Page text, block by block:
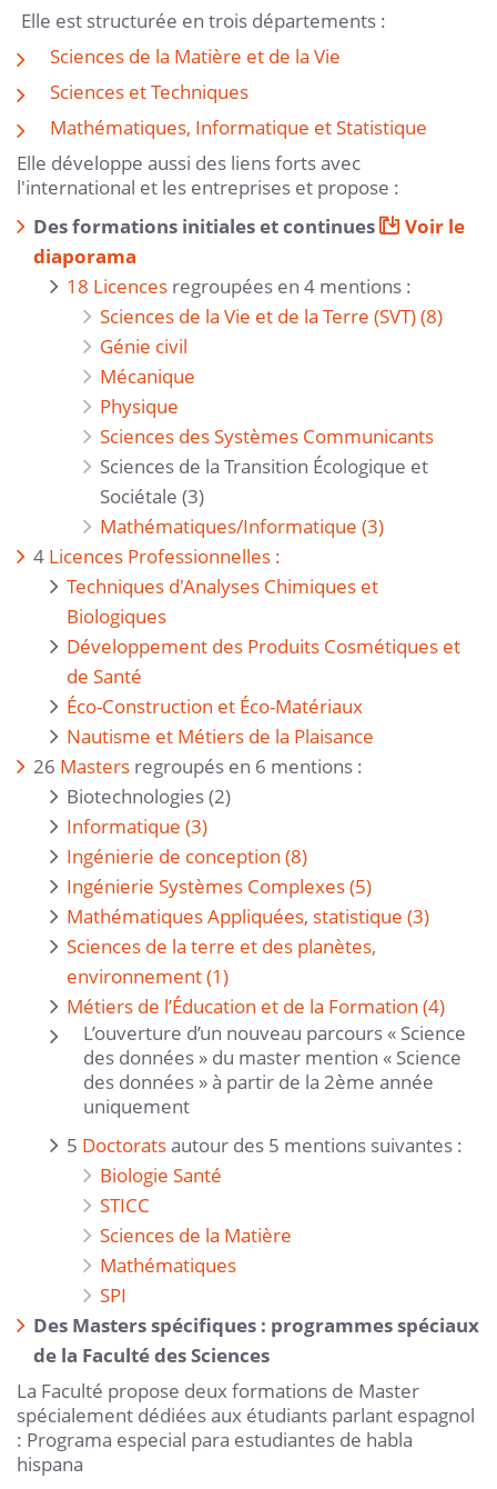
Elle est structurée en trois départements :
Sciences de la Matière et de la Vie
Sciences et Techniques
Mathématiques, Informatique et Statistique
Elle développe aussi des liens forts avec
l'international et les entreprises et propose :
Des formations initiales et continues
Voir le
diaporama
18 Licences regroupées en 4 mentions :
Sciences de la Vie et de la Terre (SVT) (8)
Génie civil
Mécanique
Physique
Sciences des Systèmes Communicants
Sciences de la Transition Écologique et
Sociétale (3)
Mathématiques/Informatique (3)
4 Licences Professionnelles :
Techniques d'Analyses Chimiques et
Biologiques
Développement des Produits Cosmétiques et
de Santé
Éco-Construction et Éco-Matériaux
Nautisme et Métiers de la Plaisance
26 Masters regroupés en 6 mentions :
Biotechnologies (2)
Informatique (3)
Ingénierie de conception (8)
Ingénierie Systèmes Complexes (5)
Mathématiques Appliquées, statistique (3)
Sciences de la terre et des planètes,
environnement (1)
Métiers de l’Éducation et de la Formation (4)
L’ouverture d’un nouveau parcours « Science
des données » du master mention « Science
des données » à partir de la 2ème année
uniquement
5 Doctoratsautour des 5 mentions suivantes :
Biologie Santé
STICC
Sciences de la Matière
Mathématiques
SPI
Des Masters spécifiques : programmes spéciaux
de la Faculté des Sciences
La Faculté propose deux formations de Master
spécialement dédiées aux étudiants parlant espagnol
: Programa especial para estudiantes de habla
hispana